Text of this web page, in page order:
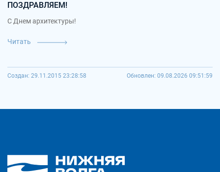
ПОЗДРАВЛЯЕМ!
С Днем архитектуры!
Читать
Создан: 29.11.2015 23:28:58 Обновлен: 09.08.2026 09:51:59